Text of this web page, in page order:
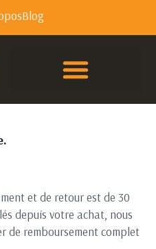
Blog
et de retour est de 30
depuis votre achat, nous
de remboursement complet